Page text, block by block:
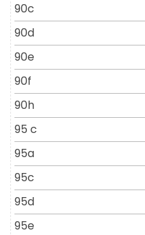
90c
90d
90e
90f
90h
95 c
95a
95c
95d
95e